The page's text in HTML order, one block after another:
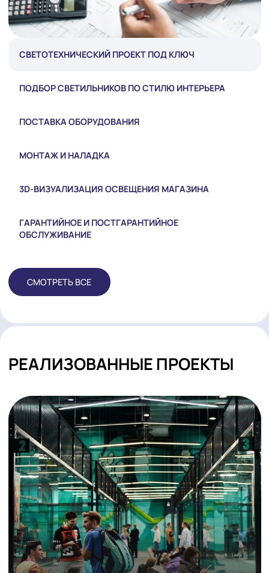
ПОДБОР СВЕТИЛЬНИКОВ ПО СТИЛЮ ИНТЕРЬЕРА
ПОСТАВКА ОБОРУДОВАНИЯ
3D-ВИЗУАЛИЗАЦИЯ ОСВЕЩЕНИЯ МАГАЗИНА
СМОТРЕТЬ ВСЕ
РЕАЛИЗОВАННЫЕ ПРОЕКТЫ